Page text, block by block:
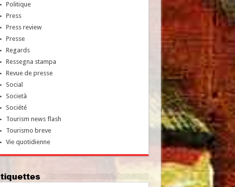
Politique
Press
Press review
Presse
Regards
Ressegna stampa
Revue de presse
Social
Società
Société
Tourism news flash
Tourismo breve
Vie quotidienne
Étiquettes